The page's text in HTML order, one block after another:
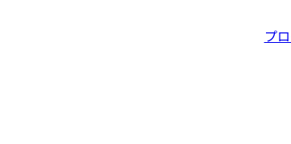
プ